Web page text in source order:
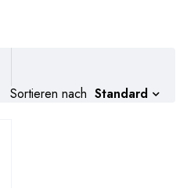
Sortieren nach Standard